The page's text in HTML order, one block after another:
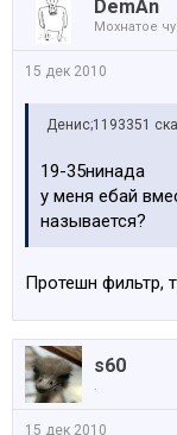
DemAn
Мохнатое
15 дек 2010
Денис;1193351
19-35нинада
у меня ебай
называется?
Протешн фильтр,
s60
.
15 дек 2010